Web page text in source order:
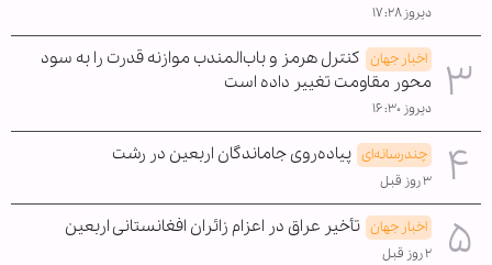
دیروز ۱۷:۲۸
اخبار جهان کنترل هرمز و باب‌المندب موازنه قدرت را به سود
محور مقاومت تغییر داده است
دیروز ۱۶:۳۰
چندرسانه‌ای پیاده‌روی جاماندگان اربعین در رشت
۳ روز قبل
اخبار جهان تأخیر عراق در اعزام زائران افغانستانی اربعین
۲ روز قبل